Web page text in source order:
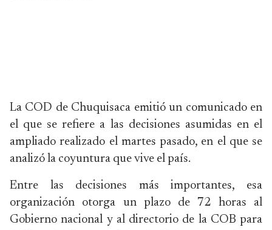
La COD de Chuquisaca emitió un comunicado en
el que se refiere a las decisiones asumidas en el
ampliado realizado el martes pasado, en el que se
analizó la coyuntura que vive el país.
Entre las decisiones más importantes, esa
organización otorga un plazo de 72 horas al
Gobierno nacional y al directorio de la COB para